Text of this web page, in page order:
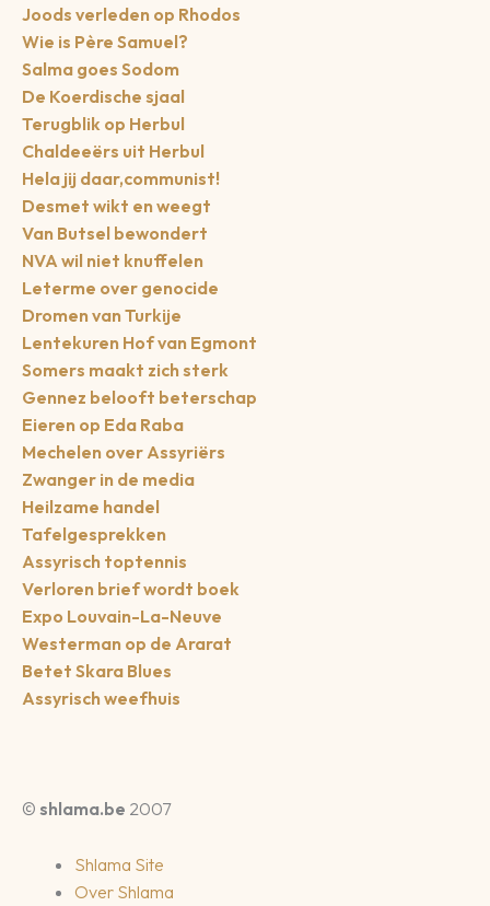
Joods verleden op Rhodos
Wie is Père Samuel?
Salma goes Sodom
De Koerdische sjaal
Terugblik op Herbul
Chaldeeërs uit Herbul
Hela jij daar,communist!
Desmet wikt en weegt
Van Butsel bewondert
NVA wil niet knuffelen
Leterme over genocide
Dromen van Turkije
Lentekuren Hof van Egmont
Somers maakt zich sterk
Gennez belooft beterschap
Eieren op Eda Raba
Mechelen over Assyriërs
Zwanger in de media
Heilzame handel
Tafelgesprekken
Assyrisch toptennis
Verloren brief wordt boek
Expo Louvain-La-Neuve
Westerman op de Ararat
Betet Skara Blues
Assyrisch weefhuis
© shlama.be 2007
Shlama Site
Over Shlama